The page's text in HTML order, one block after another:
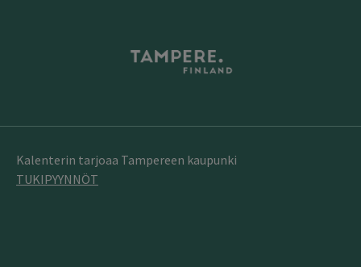
Kalenterin tarjoaa Tampereen kaupunki
TUKIPYYNNÖT